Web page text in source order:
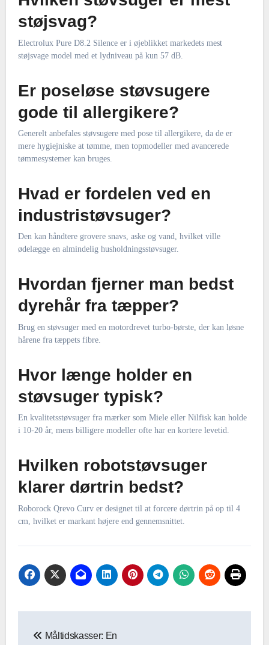
støjsvag?
Electrolux Pure D8.2 Silence er i øjeblikket markedets mest
støjsvage model med et lydniveau på kun 57 dB.
Er poseløse støvsugere
gode til allergikere?
Generelt anbefales støvsugere med pose til allergikere, da de er
mere hygiejniske at tømme, men topmodeller med avancerede
tømmesystemer kan bruges.
Hvad er fordelen ved en
industristøvsuger?
Den kan håndtere grovere snavs, aske og vand, hvilket ville
ødelægge en almindelig husholdningsstøvsuger.
Hvordan fjerner man bedst
dyrehår fra tæpper?
Brug en støvsuger med en motordrevet turbo-børste, der kan løsne
hårene fra tæppets fibre.
Hvor længe holder en
støvsuger typisk?
En kvalitetsstøvsuger fra mærker som Miele eller Nilfisk kan holde
i 10-20 år, mens billigere modeller ofte har en kortere levetid.
Hvilken robotstøvsuger
klarer dørtrin bedst?
Roborock Qrevo Curv er designet til at forcere dørtrin på op til 4
cm, hvilket er markant højere end gennemsnittet.
Måltidskasser: En